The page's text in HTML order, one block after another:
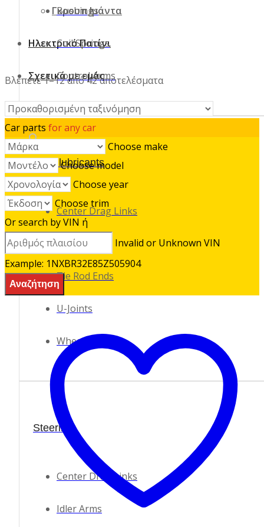
Γκρουπ Ιμάντα
Ηλεκτρικό Πατίνι
Σχετικά με εμάς
Επικοινωνία
ΑΓΑΠΗΜΕΝΑ
Bushings
Coil Springs
Control Arms
Oil & lubricants
Center Drag Links
Idler Arms
Tie Rod Ends
U-Joints
Wheel Bearings
Steering
Center Drag Links
Idler Arms
Βλέπετε 1–12 από 42 αποτελέσματα
Car parts for any car
Choose make
Choose model
Choose year
Choose trim
Or search by VIN ή
Invalid or Unknown VIN
Example: 1NXBR32E85Z505904